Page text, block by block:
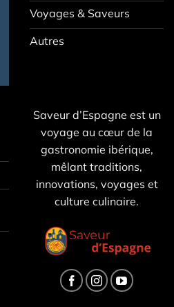
Voyages & Saveurs
Autres
Saveur d’Espagne est un
voyage au cœur de la
gastronomie ibérique,
mêlant traditions,
innovations, voyages et
culture culinaire.